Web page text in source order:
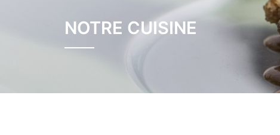
NOTRE CUISINE